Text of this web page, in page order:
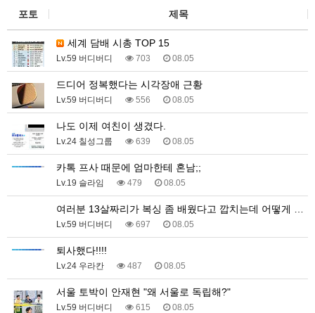
포토 제목
세계 담배 시총 TOP 15
Lv.59 버디버디 703 08.05
드디어 정복했다는 시각장애 근황
Lv.59 버디버디 556 08.05
나도 이제 여친이 생겼다.
Lv.24 칠성그룹 639 08.05
카톡 프사 때문에 엄마한테 혼남;;
Lv.19 슬라임 479 08.05
여러분 13살짜리가 복싱 좀 배웠다고 깝치는데 어떻게 …
Lv.59 버디버디 697 08.05
퇴사했다!!!!
Lv.24 우라칸 487 08.05
서울 토박이 안재현 "왜 서울로 독립해?"
Lv.59 버디버디 615 08.05